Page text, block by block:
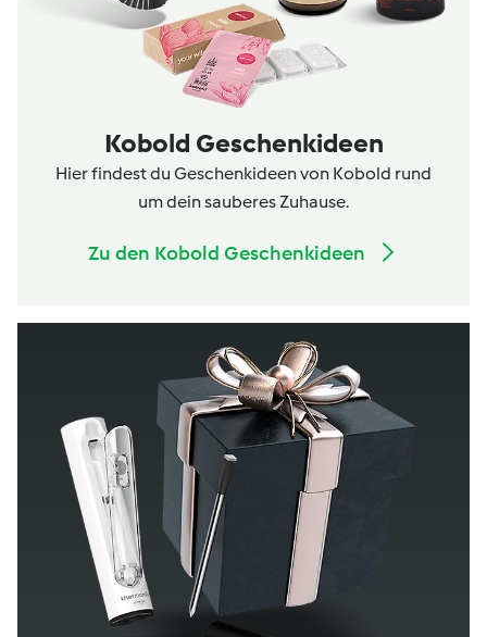
Kobold Geschenkideen
Hier findest du Geschenkideen von Kobold rund
um dein sauberes Zuhause.
Zu den Kobold Geschenkideen